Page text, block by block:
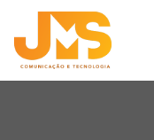
Pular para o conteúdo